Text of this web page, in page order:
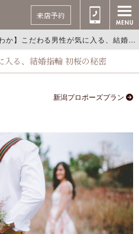
来店予約
】こだわる男性が気に入る、結婚指輪 初桜の秘密
入る、結婚指輪 初桜の秘密
新潟プロポーズプラン